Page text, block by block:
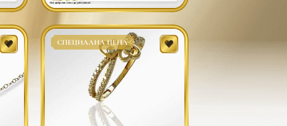
СПЕЦИАЛНА ЦЕНА